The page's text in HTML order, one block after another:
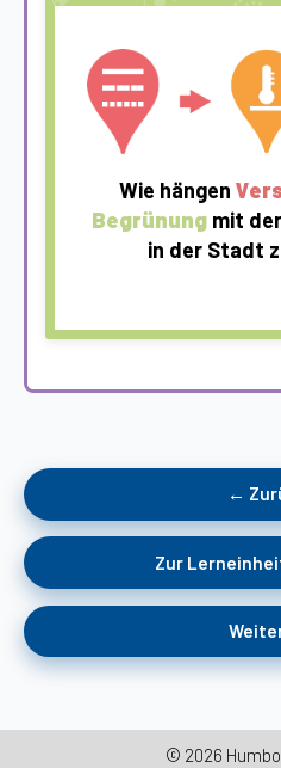
Wie hängen
Begrünungmit der
in der Stadt
←
Zur
© 2026